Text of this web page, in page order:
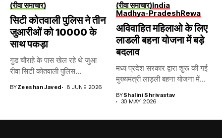
(रीवा समाचार)
सिटी कोतवाली पुलिस ने तीन
जुआरीओं को 10000 के
साथ पकड़ा
गुड चौराहे के पास खेल रहे थे जुआ
रीवा सिटी कोतवाली पुलिस...
BYZeeshan Javed 8 JUNE 2026
(रीवा समाचार)India
Madhya-PradeshRewa
अविवाहित महिलाओ के लिए
लाडली बहना योजना में बड़े
बदलाव
मध्य प्रदेश सरकार द्वारा शुरू की गई
मुख्यमंत्री लाड़ली बहना योजना में...
BYShalini Shrivastav
30 MAY 2026